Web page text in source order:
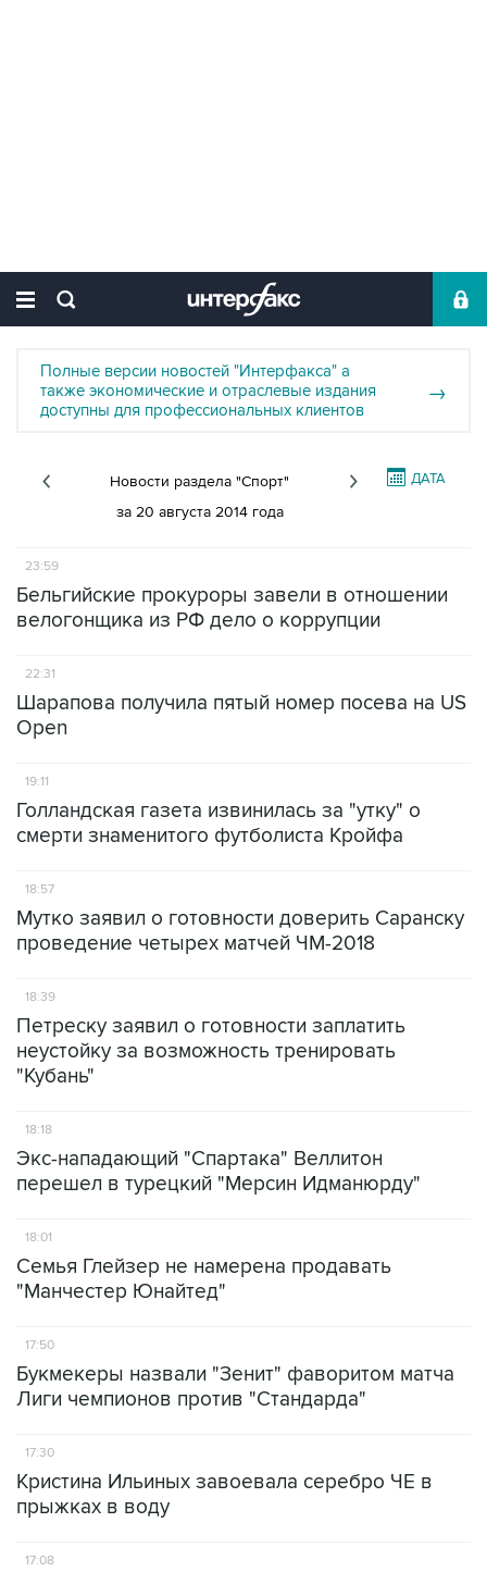
Полные версии новостей "Интерфакса" а
также экономические и отраслевые издания
доступны для профессиональных клиентов
→
Новости раздела "Спорт"
за 20 августа 2014 года
ДАТА
23:59
Бельгийские прокуроры завели в отношении
велогонщика из РФ дело о коррупции
22:31
Шарапова получила пятый номер посева на US
Open
19:11
Голландская газета извинилась за "утку" о
смерти знаменитого футболиста Кройфа
18:57
Мутко заявил о готовности доверить Саранску
проведение четырех матчей ЧМ-2018
18:39
Петреску заявил о готовности заплатить
неустойку за возможность тренировать
"Кубань"
18:18
Экс-нападающий "Спартака" Веллитон
перешел в турецкий "Мерсин Идманюрду"
18:01
Семья Глейзер не намерена продавать
"Манчестер Юнайтед"
17:50
Букмекеры назвали "Зенит" фаворитом матча
Лиги чемпионов против "Стандарда"
17:30
Кристина Ильиных завоевала серебро ЧЕ в
прыжках в воду
17:08